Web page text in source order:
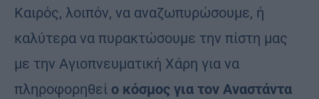
Καιρός, λοιπόν, να αναζωπυρώσουμε, ή
καλύτερα να πυρακτώσουμε την πίστη μας
με την Αγιοπνευματική Χάρη για να
πληροφορηθεί ο κόσμος για τον Αναστάντα